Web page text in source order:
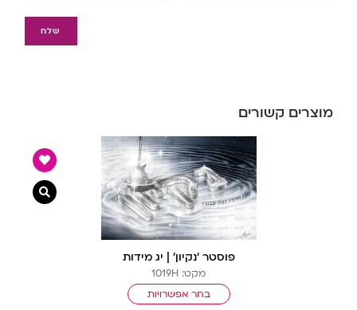
מוצרים קשורים
פוסטר ‘נקיון’ | יג מידות
מקט: 1019H
בחר אפשרויות
צפייה